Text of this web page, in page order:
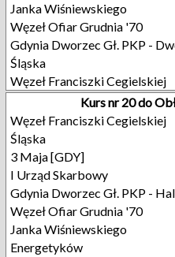
Janka Wiśniewskiego
Węzeł Ofiar Grudnia '70
Gdynia Dworzec Gł. PKP -
Śląska
Węzeł Franciszki Cegielskiej
Kurs nr 20 do
Węzeł Franciszki Cegielskiej
Śląska
3 Maja [GDY]
I Urząd Skarbowy
Gdynia Dworzec Gł. PKP -
Węzeł Ofiar Grudnia '70
Janka Wiśniewskiego
Energetyków